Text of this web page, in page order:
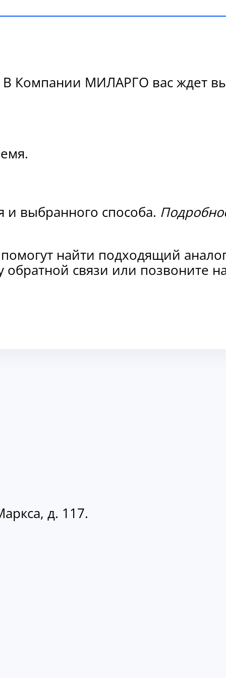
Компании МИЛАРГО вас ждет
и выбранного способа.
найти подходящий
обратной связи или
д. 117.